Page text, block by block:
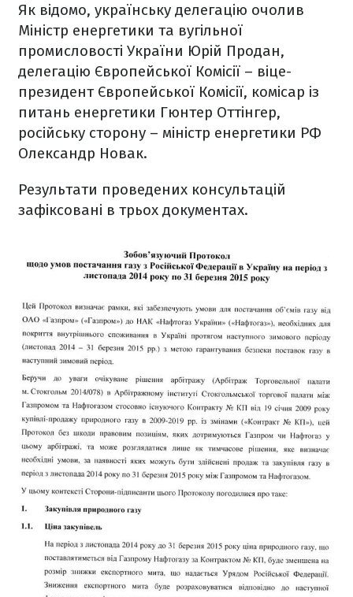
Як відомо, українську делегацію очолив
Міністр енергетики та вугільної
промисловості України Юрій Продан,
делегацію Європейської Комісії – віце-
президент Європейської Комісії, комісар із
питань енергетики Гюнтер Оттінгер,
російську сторону – міністр енергетики РФ
Олександр Новак.
Результати проведених консультацій
зафіксовані в трьох документах.